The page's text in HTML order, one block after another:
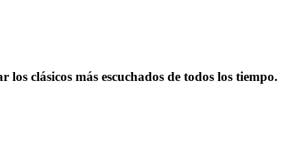
clásicos más escuchados de todos los tiempo.